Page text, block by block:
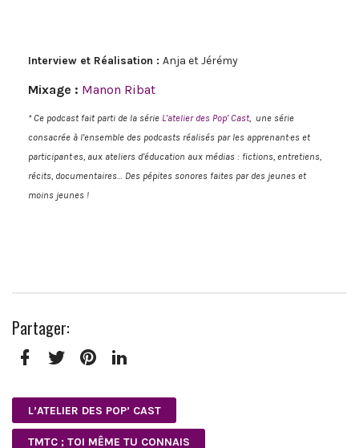
Interview et Réalisation : Anja et Jérémy
Mixage : Manon Ribat
* Ce podcast fait parti de la série L’atelier des Pop’ Cast, une série
consacrée à l’ensemble des podcasts réalisés par les apprenant·es et
participant·es, aux ateliers d’éducation aux médias : fictions, entretiens,
récits, documentaires… Des pépites sonores faites par des jeunes et
moins jeunes !
Partager:
L’ATELIER DES POP’ CAST
TMTC ; TOI MÊME TU CONNAIS